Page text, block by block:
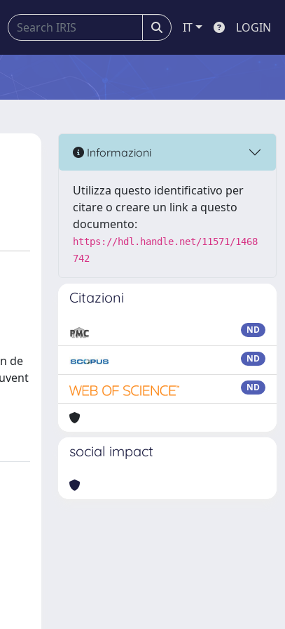
IT LOGIN
de
Informazioni
Utilizza questo identificativo per
citare o creare un link a questo
documento:
https://hdl.handle.net/11571/1468
742
Citazioni
ND
ND
ND
social impact